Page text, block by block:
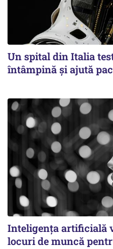
Un spital din Italia
întâmpină și ajută
Inteligența artificială
locuri de muncă